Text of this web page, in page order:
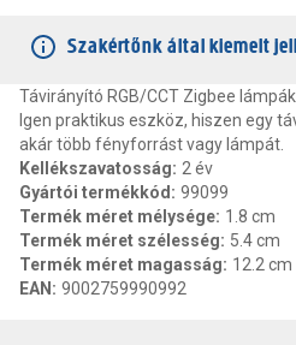
Szakértőnk által kiemelt
Távirányító RGB/CCT Zigbee
Igen praktikus eszköz, hiszen egy
akár több fényforrást vagy lámpát.
Kellékszavatosság: 2 év
Gyártói termékkód : 99099
Termék méret mélysége: 1.8 cm
Termék méret szélesség: 5.4 cm
Termék méret magasság: 12.2 cm
EAN : 9002759990992